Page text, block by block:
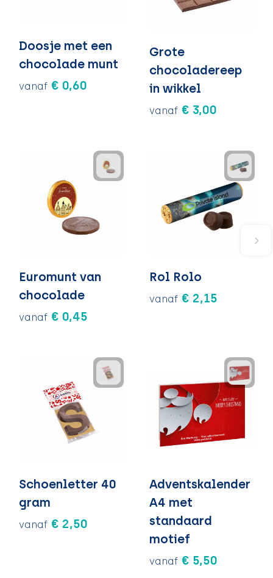
Doosje met een
chocolade munt
vanaf € 0,60
Grote
chocoladereep
in wikkel
vanaf € 3,00
Euromunt van
chocolade
vanaf € 0,45
Rol Rolo
vanaf € 2,15
Schoenletter 40
gram
vanaf € 2,50
Adventskalender
A4 met
standaard
motief
vanaf € 5,50